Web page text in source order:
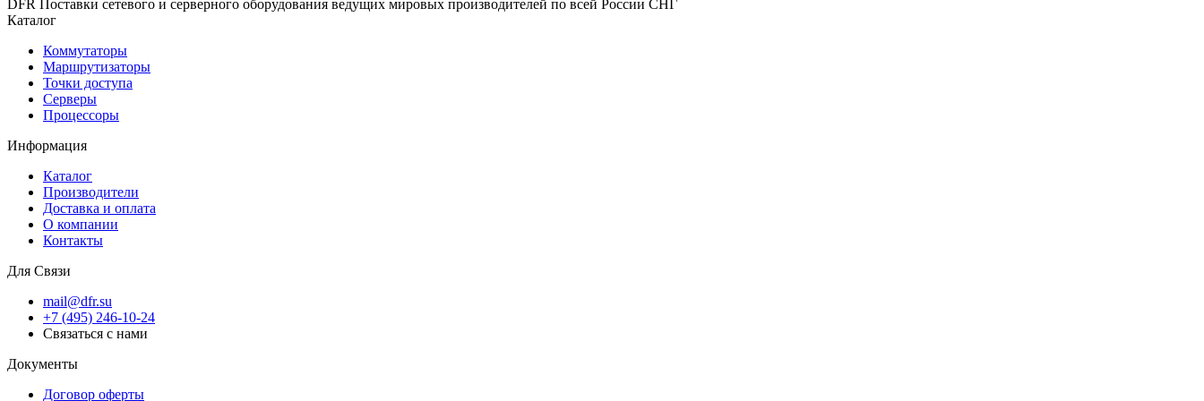
DFR Поставки сетевого и серверного оборудования ведущих мировых производителей по всей России СНГ
Каталог
Коммутаторы
Маршрутизаторы
Точки доступа
Серверы
Процессоры
Информация
Каталог
Производители
Доставка и оплата
О компании
Контакты
Для Связи
mail@dfr.su
+7 (495) 246-10-24
Связаться с нами
Документы
Договор оферты